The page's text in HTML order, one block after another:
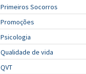
Primeiros Socorros
Promoções
Psicologia
Qualidade de vida
QVT